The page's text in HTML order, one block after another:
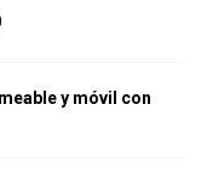
y móvil con